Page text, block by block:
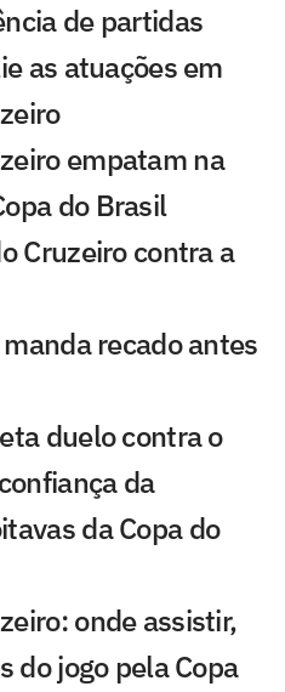
de partidas
as atuações em
empatam na
do Brasil
Cruzeiro contra a
recado antes
duelo contra o
da
da Copa do
onde assistir,
do jogo pela Copa